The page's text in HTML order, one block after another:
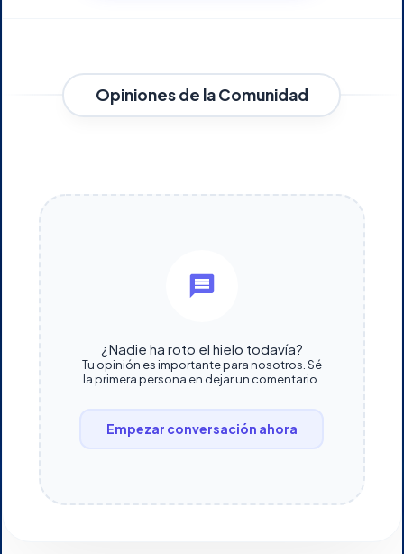
Opiniones de la Comunidad
¿Nadie ha roto el hielo todavía?
Tu opinión es importante para nosotros. Sé
la primera persona en dejar un comentario.
Empezar conversación ahora